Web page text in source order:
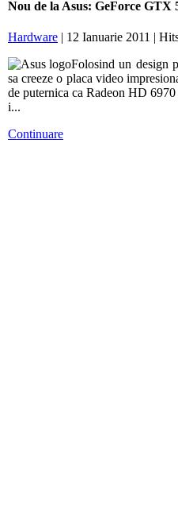
Nou de la Asus: GeForce
Hardware | 12 Ianuarie 2011 |
Folosind un design
sa creeze o placa video
de puternica ca Radeon HD 6970
i...
Continuare